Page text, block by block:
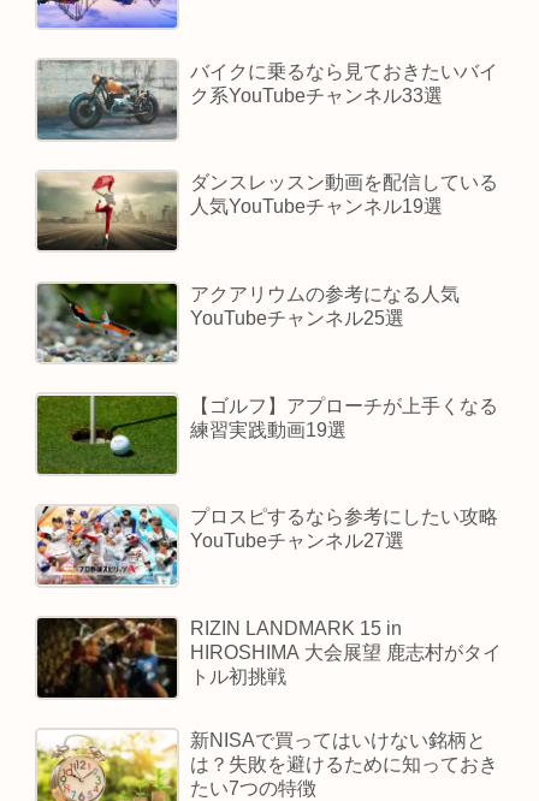
バイクに乗るなら見ておきたいバイ
ク系YouTubeチャンネル33選
ダンスレッスン動画を配信している
人気YouTubeチャンネル19選
アクアリウムの参考になる人気
YouTubeチャンネル25選
【ゴルフ】アプローチが上手くなる
練習実践動画19選
プロスピするなら参考にしたい攻略
YouTubeチャンネル27選
RIZIN LANDMARK 15 in
HIROSHIMA 大会展望 鹿志村がタイ
トル初挑戦
新NISAで買ってはいけない銘柄と
は？失敗を避けるために知っておき
たい7つの特徴